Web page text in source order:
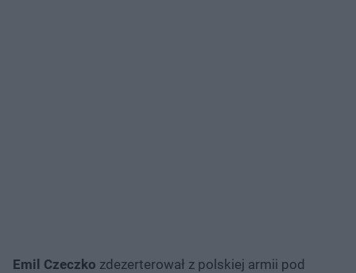
Emil Czeczko zdezerterował z polskiej armii pod